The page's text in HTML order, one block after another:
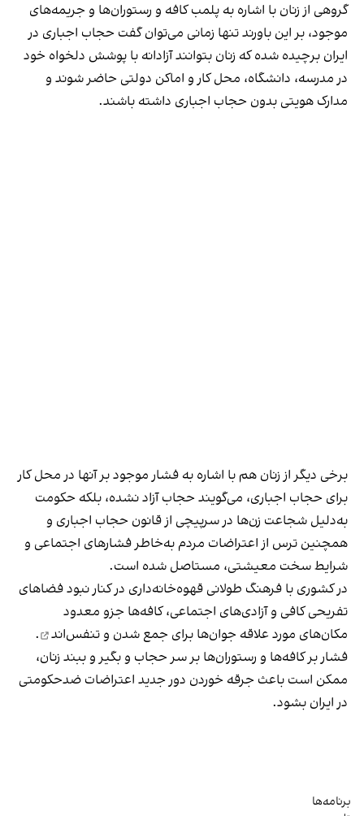
گروهی از زنان با اشاره به پلمب کافه و رستوران‌ها و جریمه‌های
موجود، بر این باورند تنها زمانی می‌توان گفت حجاب اجباری در
ایران برچیده شده که زنان بتوانند آزادانه با پوشش دلخواه خود
در مدرسه، دانشگاه، محل کار و اماکن دولتی حاضر شوند و
مدارک هویتی بدون حجاب اجباری داشته باشند.
برخی دیگر از زنان هم با اشاره به فشار موجود بر آنها در محل کار
برای حجاب اجباری، می‌گویند حجاب آزاد نشده، بلکه حکومت
به‌دلیل شجاعت زن‌ها در سرپیچی از قانون حجاب اجباری و
همچنین ترس از اعتراضات مردم به‌خاطر فشارهای اجتماعی و
شرایط سخت معیشتی، مستاصل شده است.
در کشوری با فرهنگ طولانی قهوه‌‌خانه‌داری در کنار نبود فضاهای
تفریحی کافی و آزادی‌های اجتماعی، کافه‌ها جزو معدود
مکان‌های مورد علاقه جوان‌ها برای جمع شدن و تنفس‌اند
.
فشار بر کافه‌ها و رستوران‌ها بر سر حجاب و بگیر و ببند زنان،
ممکن است باعث جرقه خوردن دور جدید اعتراضات ضدحکومتی
در ایران بشود.
برنامه‌ها